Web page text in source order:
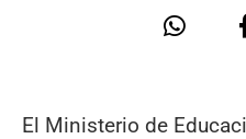
El Ministerio de